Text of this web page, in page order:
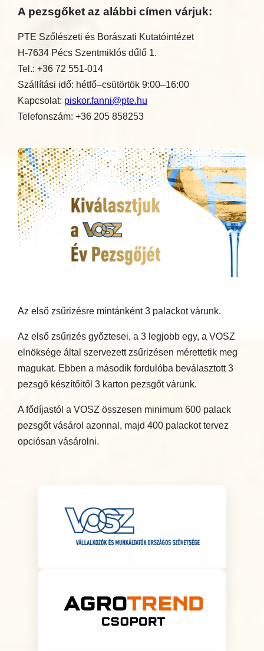
A pezsgőket az alábbi címen várjuk:
PTE Szőlészeti és Borászati Kutatóintézet
H-7634 Pécs Szentmiklós dűlő 1.
Tel.: +36 72 551-014
Szállítási idő: hétfő–csütörtök 9:00–16:00
Kapcsolat: piskor.fanni@pte.hu
Telefonszám: +36 205 858253
Az első zsűrizésre mintánként 3 palackot várunk.
Az első zsűrizés győztesei, a 3 legjobb egy, a VOSZ
elnöksége által szervezett zsűrizésen mérettetik meg
magukat. Ebben a második fordulóba beválasztott 3
pezsgő készítőitől 3 karton pezsgőt várunk.
A fődíjastól a VOSZ összesen minimum 600 palack
pezsgőt vásárol azonnal, majd 400 palackot tervez
opciósan vásárolni.